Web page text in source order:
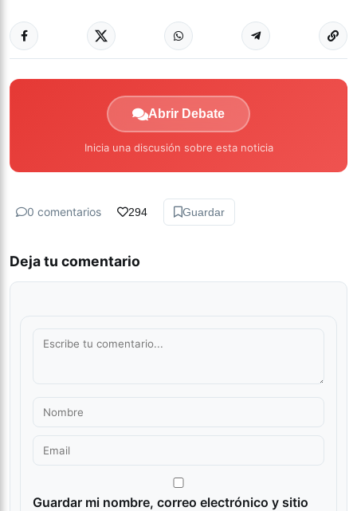
Abrir Debate
Inicia una discusión sobre esta noticia
0 comentarios 294 Guardar
Deja tu comentario
Guardar mi nombre, correo electrónico y sitio